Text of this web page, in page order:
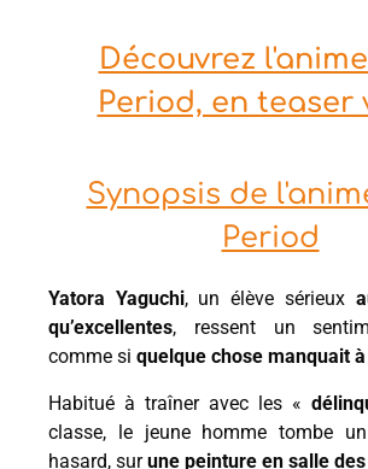
Découvrez
Period, en teaser
Synopsis de
Period
Yatora Yaguchi, un élève sérieux
qu’excellentes, ressent un
comme si quelque chose manquait
Habitué à traîner avec les «
classe, le jeune homme tombe
hasard, surune peinture en salle